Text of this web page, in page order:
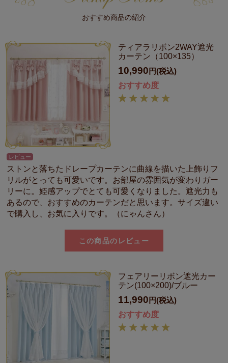
おすすめ商品の紹介
ティアラリボン2WAY遮光
カーテン（100×135）
10,990 円(税込)
おすすめ度
レビュー
ストンと落ちたドレープカーテンに曲線を描いた上飾りフ
リルがとっても可愛いです。お部屋の雰囲気が変わりガー
リーに。姫感アップでとても可愛くなりました。遮光力も
あるので、おすすめのカーテンだと思います。サイズ違い
で購入し、お気に入りです。（にゃんさん）
この商品のレビュー
フェアリーリボン遮光カー
テン(100×200)/ブルー
11,990 円(税込)
おすすめ度